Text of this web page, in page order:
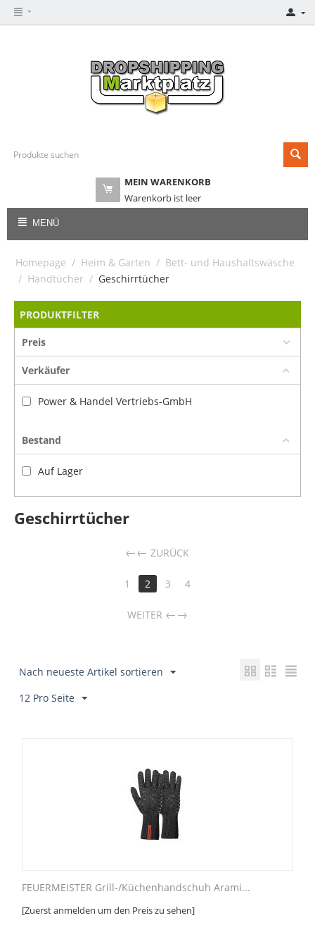
MEIN WARENKORB
Warenkorb ist leer
MENÜ
Homepage / Heim & Garten / Bett- und Haushaltswäsche
/ Handtücher / Geschirrtücher
PRODUKTFILTER
Preis
Verkäufer
Power & Handel Vertriebs-GmbH
Bestand
Auf Lager
Geschirrtücher
← ZURÜCK
1 2 3 4
WEITER →
Nach neueste Artikel sortieren
12 Pro Seite
FEUERMEISTER Grill-/Küchenhandschuh Arami...
[Zuerst anmelden um den Preis zu sehen]